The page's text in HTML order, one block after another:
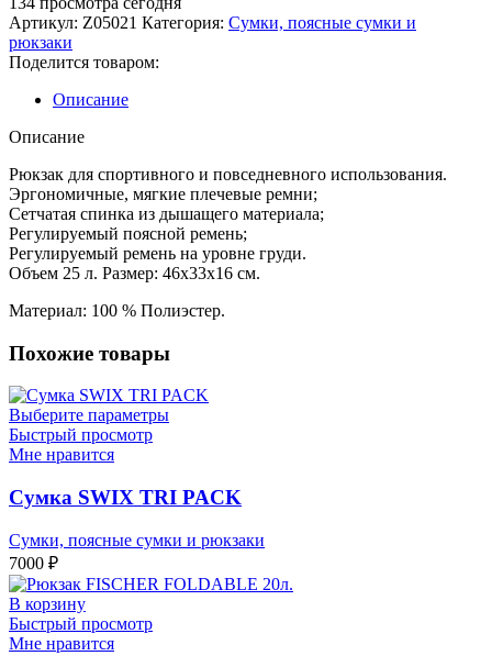
ECO
Артикул: Z05021 Категория: Сумки, поясные сумки и
рюкзаки
Поделится товаром:
Описание
Описание
Рюкзак для спортивного и повседневного использования.
Эргономичные, мягкие плечевые ремни;
Сетчатая спинка из дышащего материала;
Регулируемый поясной ремень;
Регулируемый ремень на уровне груди.
Объем 25 л. Размер: 46x33x16 см.
Материал: 100 % Полиэстер.
Похожие товары
Выберите параметры
Быстрый просмотр
Мне нравится
Сумка SWIX TRI PACK
Сумки, поясные сумки и рюкзаки
7000 ₽
В корзину
Быстрый просмотр
Мне нравится